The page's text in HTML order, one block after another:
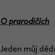
O prarodičích
Jeden můj